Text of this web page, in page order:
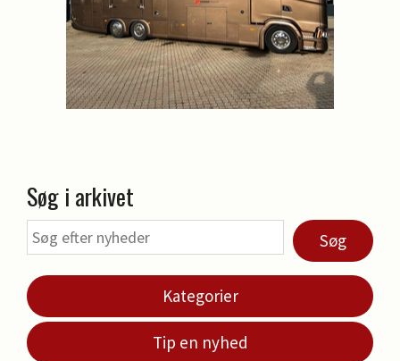
Søg i arkivet
Søg
Kategorier
Tip en nyhed